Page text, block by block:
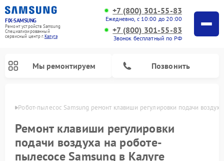
FIX-SAMSUNG
Ремонт устройств Samsung
Специализированный
cервисный центр г.Калуга
+7 (800) 301-55-83
Ежедневно, с 10:00 до 20:00
+7 (800) 301-55-83
Звонок бесплатный по РФ
Мы ремонтируем Позвонить
Робот-пылесос Samsung ремонт клавиши регулировки подачи воздуха
Ремонт клавиши регулировки
подачи воздуха на роботе-
пылесосе Samsung в Калуге